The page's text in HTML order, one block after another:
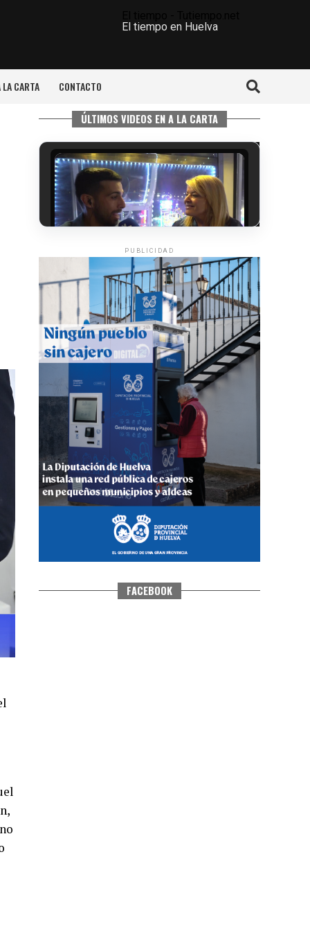
El tiempo en Huelva
LA CARTA CONTACTO
ÚLTIMOS VIDEOS EN A LA CARTA
5º DÍA DE LAS FIESTAS COLOMBINAS
2026
·Huelvatv
CUARTA CORRIDA DE LAS FIESTAS
COLOMBINAS 2026
hace 6 días· Huelvatv
PUBLICIDAD
FACEBOOK